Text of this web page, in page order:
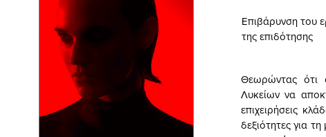
Επιβάρυνση του
της επιδότησης
Θεωρώντας ότι
Λυκείων να
επιχειρήσεις
δεξιότητες για